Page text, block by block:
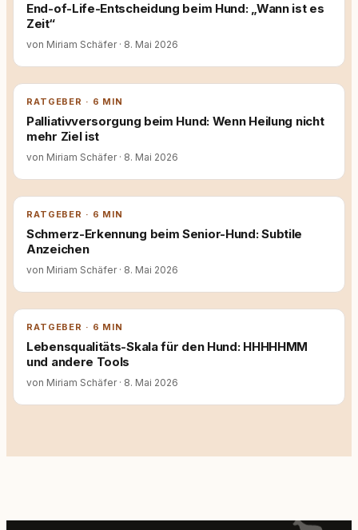
End-of-Life-Entscheidung beim Hund: „Wann ist es
Zeit“
von Miriam Schäfer · 8. Mai 2026
RATGEBER · 6 MIN
Palliativversorgung beim Hund: Wenn Heilung nicht
mehr Ziel ist
von Miriam Schäfer · 8. Mai 2026
RATGEBER · 6 MIN
Schmerz-Erkennung beim Senior-Hund: Subtile
Anzeichen
von Miriam Schäfer · 8. Mai 2026
RATGEBER · 6 MIN
Lebensqualitäts-Skala für den Hund: HHHHHMM
und andere Tools
von Miriam Schäfer · 8. Mai 2026